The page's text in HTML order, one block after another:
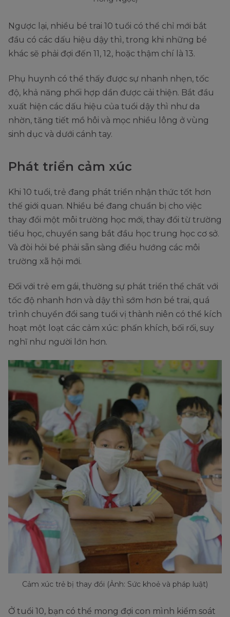
Ngược lại, nhiều bé trai 10 tuổi có thể chỉ mới bắt
đầu có các dấu hiệu dậy thì, trong khi những bé
khác sẽ phải đợi đến 11, 12, hoặc thậm chí là 13.
Phụ huynh có thể thấy được sự nhanh nhẹn, tốc
độ, khả năng phối hợp dần được cải thiện. Bắt đầu
xuất hiện các dấu hiệu của tuổi dậy thì như da
nhờn, tăng tiết mồ hôi và mọc nhiều lông ở vùng
sinh dục và dưới cánh tay.
Phát triển cảm xúc
Khi 10 tuổi, trẻ đang phát triển nhận thức tốt hơn
thế giới quan. Nhiều bé đang chuẩn bị cho việc
thay đổi một môi trường học mới, thay đổi từ trường
tiểu học, chuyển sang bắt đầu học trung học cơ sở.
Và đòi hỏi bé phải sẵn sàng điều hướng các môi
trường xã hội mới.
Đối với trẻ em gái, thường sự phát triển thể chất với
tốc độ nhanh hơn và dậy thì sớm hơn bé trai, quá
trình chuyển đổi sang tuổi vị thành niên có thể kích
hoạt một loạt các cảm xúc: phấn khích, bối rối, suy
nghĩ như người lớn hơn.
Cảm xúc trẻ bị thay đổi (Ảnh: Sức khoẻ và pháp luật)
Ở tuổi 10, bạn có thể mong đợi con mình kiểm soát